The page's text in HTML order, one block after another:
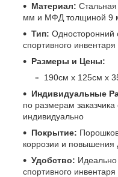
Материал:
мм и МФД толщиной 9
Тип: Односторонний
спортивного инвентаря
Размеры и Цены:
190см х 125см х
Индивидуальные
по размерам
индивидуально
Покрытие:
коррозии и повышения
Удобство:
спортивного